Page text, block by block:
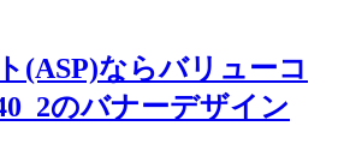
(ASP)ならバリューコ
のバナーデザイン